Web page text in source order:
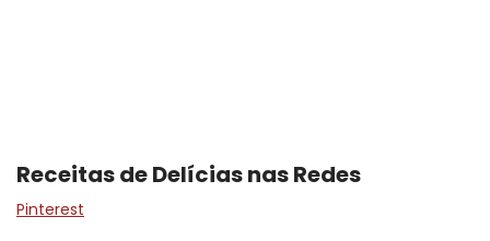
Receitas de Delícias nas Redes
Pinterest